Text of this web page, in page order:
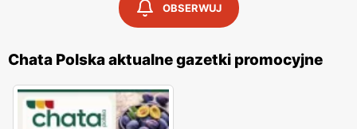
Jednym z wyróżnikówChata Polskasą regularnie
gazetki promocyjne, które prezentują
najnowsze oferty i zniżki dostępne w sklepach sieci. Te
publikowane są co tydzień, dzięki czemu klienci
mają stały dostęp do aktualnych promocji i mogą na
bieżąco planować swoje zakupy. W
OBSERWUJ
Chata Polska aktualne gazetki promocyjne